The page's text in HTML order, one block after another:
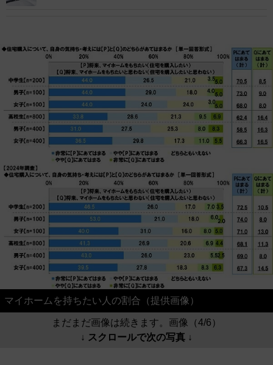
マイホームを持ちたい人の割合（提供画像）
まだまだ画像は続きます。画像（4/6）
↓ スクロールで次の写真 ↓